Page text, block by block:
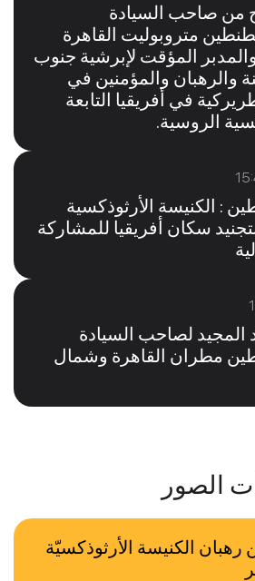
من صاحب السيادة
متروبوليت القاهرة
المؤقت لإبرشية جنوب
والرهبان والمؤمنين في
في أفريقيا التابعة
الروسية.
: الكنيسة الأرثوذكسية
سكان أفريقيا للمشاركة
المجيد لصاحب السيادة
مطران القاهرة وشمال
الصور
رهبان الكنيسة الأرثوذكسيّة